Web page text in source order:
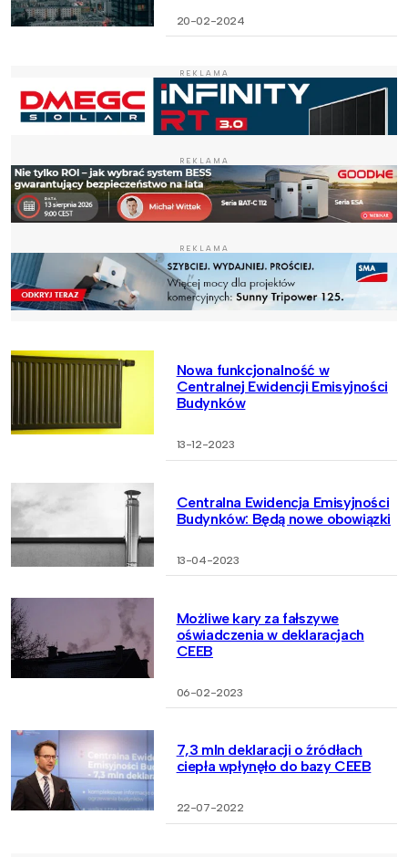
20-02-2024
REKLAMA
REKLAMA
REKLAMA
Nowa funkcjonalność w
Centralnej Ewidencji Emisyjności
Budynków
13-12-2023
Centralna Ewidencja Emisyjności
Budynków: Będą nowe obowiązki
13-04-2023
Możliwe kary za fałszywe
oświadczenia w deklaracjach
CEEB
06-02-2023
7,3 mln deklaracji o źródłach
ciepła wpłynęło do bazy CEEB
22-07-2022